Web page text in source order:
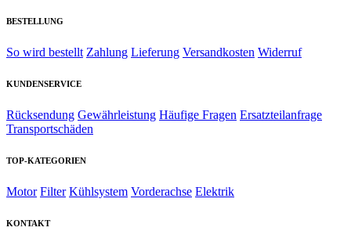
BESTELLUNG
So wird bestellt Zahlung Lieferung Versandkosten Widerruf
KUNDENSERVICE
Rücksendung Gewährleistung Häufige Fragen Ersatzteilanfrage
Transportschäden
TOP-KATEGORIEN
Motor Filter Kühlsystem Vorderachse Elektrik
KONTAKT